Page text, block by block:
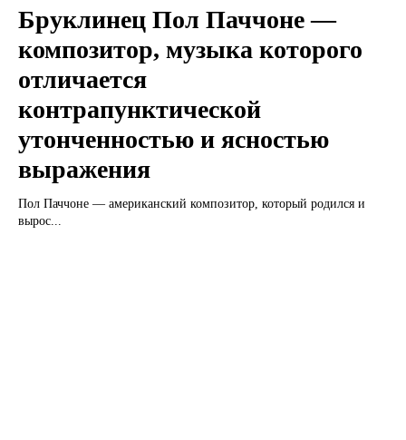
Бруклинец Пол Паччоне —
композитор, музыка которого
отличается
контрапунктической
утонченностью и ясностью
выражения
Пол Паччоне — американский композитор, который родился и
вырос...